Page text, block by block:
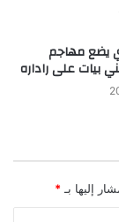
يضع مهاجم
بيات على راداره
إليها بـ *